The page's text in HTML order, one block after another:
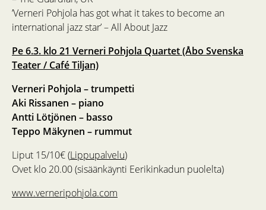
’Verneri Pohjola has got what it takes to become an
international jazz star’ – All About Jazz
Pe 6.3. klo 21 Verneri Pohjola Quartet (Åbo Svenska
Teater / Café Tiljan)
Verneri Pohjola – trumpetti
Aki Rissanen – piano
Antti Lötjönen – basso
Teppo Mäkynen – rummut
Liput 15/10€ (Lippupalvelu)
Ovet klo 20.00 (sisäänkäynti Eerikinkadun puolelta)
www.verneripohjola.com